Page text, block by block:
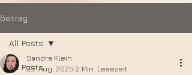
Beitrag
All Posts
All Posts
Sandra Klein
23. Aug. 2025 2 Min. Lesezeit